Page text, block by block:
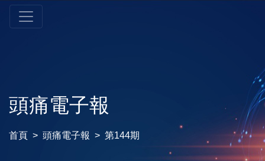
頭痛電子報
首頁 頭痛電子報 第144期